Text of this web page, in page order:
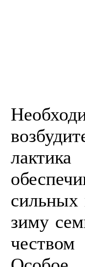
зиму
чеством